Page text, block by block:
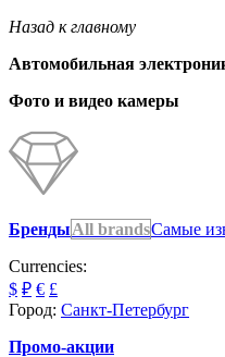
Назад к главному
Автомобильная
Фото и видео камеры
БрендыAll brandsСамые
Currencies:
$ ₽ € £
Город: Санкт-Петербург
Промо-акции